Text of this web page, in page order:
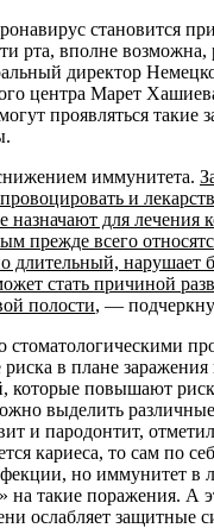
становится
рта, вполне возможна,
директор
центра Марет
проявляться такие
иммунитета.
и
назначают для лечения
прежде всего
длительный, нарушает
стать причиной
полости, —
стоматологическими
риска в плане
которые повышают
выделить
и пародонтит,
кариеса, то сам по
но иммунитет в
на такие поражения. А
ослабляет защитные